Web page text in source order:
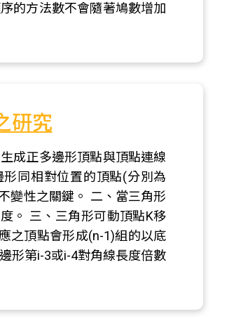
的方法數不會隨著鳩數增加
研究
成正多邊形頂點與頂點連線
同相對位置的頂點(分別為
變性之關鍵。 二、當三角形
。 三、三角形可動頂點K移
之頂點會形成(n-1)組的以底
形第i-3或i-4對角線長度倍數